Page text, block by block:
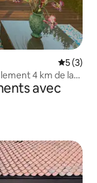
5 (3)
4 km de la
avec